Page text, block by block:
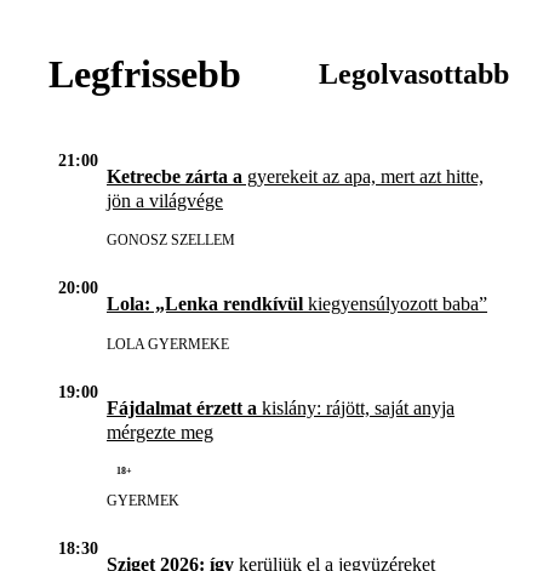
Legfrissebb Legolvasottabb
21:00
Ketrecbe zárta a gyerekeit az apa, mert azt hitte,
jön a világvége
GONOSZ SZELLEM
20:00
Lola: „Lenka rendkívül kiegyensúlyozott baba”
LOLA GYERMEKE
19:00
Fájdalmat érzett a kislány: rájött, saját anyja
mérgezte meg
18+
GYERMEK
18:30
Sziget 2026: így kerüljük el a jegyüzéreket